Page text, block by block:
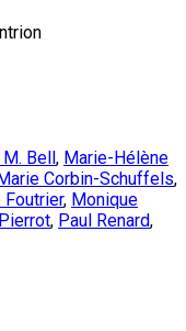
Bell , Marie-Hélène
Corbin-Schuffels,
Foutrier, Monique
, Paul Renard,